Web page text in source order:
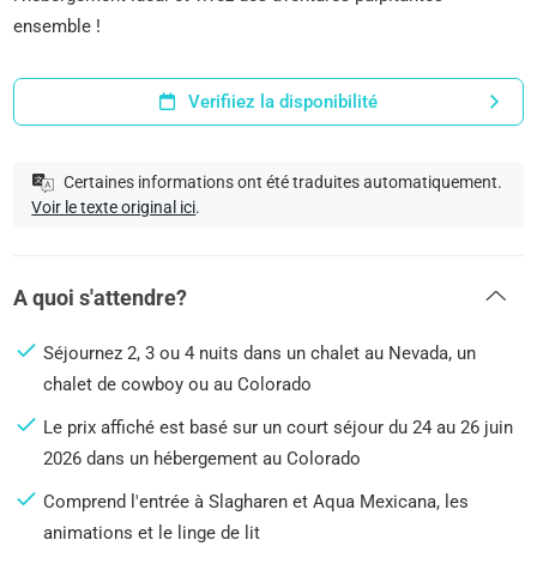
ensemble !
Verifiiez la disponibilité
Certaines informations ont été traduites automatiquement.
Voir le texte original ici.
A quoi s'attendre?
Séjournez 2, 3 ou 4 nuits dans un chalet au Nevada, un
chalet de cowboy ou au Colorado
Le prix affiché est basé sur un court séjour du 24 au 26 juin
2026 dans un hébergement au Colorado
Comprend l'entrée à Slagharen et Aqua Mexicana, les
animations et le linge de lit